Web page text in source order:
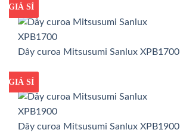
GIÁ TỐT
GIÁ SỈ
Dây curoa Mitsusumi Sanlux XPB1700
GIÁ TỐT
GIÁ SỈ
Dây curoa Mitsusumi Sanlux XPB1900